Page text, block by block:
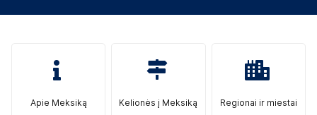
Apie Meksiką Kelionės į Meksiką Regionai ir miestai